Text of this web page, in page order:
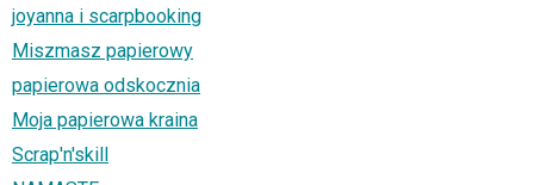
joyanna i scarpbooking
Miszmasz papierowy
papierowa odskocznia
Moja papierowa kraina
Scrap'n'skill